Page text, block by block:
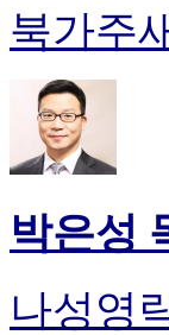
북가주
박은성
나성영